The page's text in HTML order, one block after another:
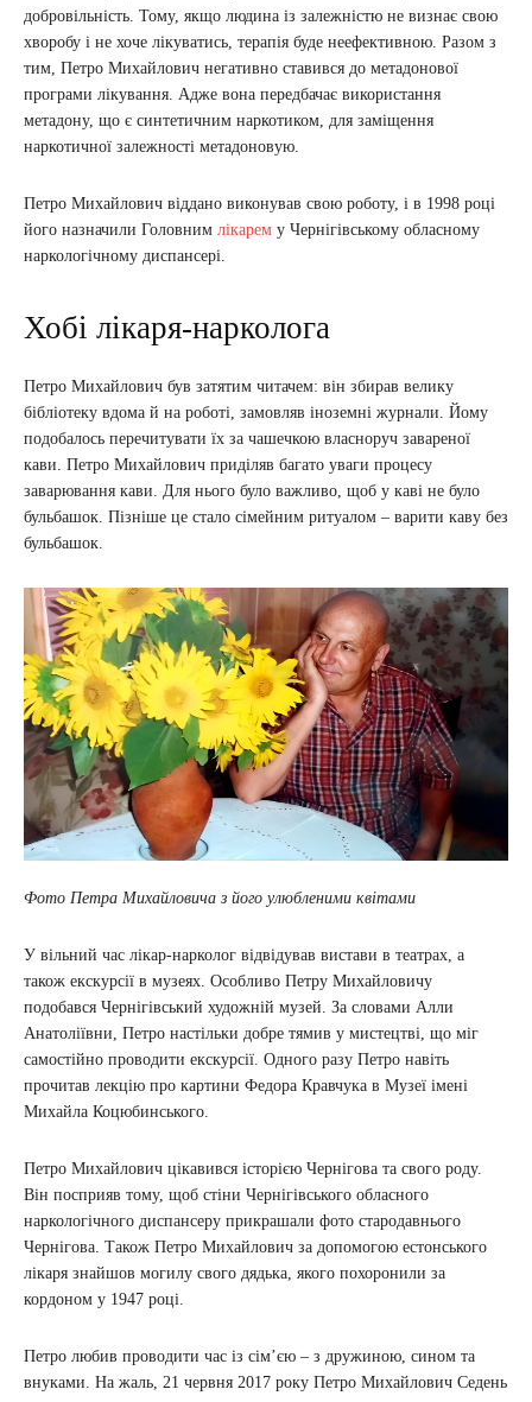
добровільність. Тому, якщо людина із залежністю не визнає свою
хворобу і не хоче лікуватись, терапія буде неефективною. Разом з
тим, Петро Михайлович негативно ставився до метадонової
програми лікування. Адже вона передбачає використання
метадону, що є синтетичним наркотиком, для заміщення
наркотичної залежності метадоновую.
Петро Михайлович віддано виконував свою роботу, і в 1998 році
його назначили Головним лікарем у Чернігівському обласному
наркологічному диспансері.
Хобі лікаря-нарколога
Петро Михайлович був затятим читачем: він збирав велику
бібліотеку вдома й на роботі, замовляв іноземні журнали. Йому
подобалось перечитувати їх за чашечкою власноруч завареної
кави. Петро Михайлович приділяв багато уваги процесу
заварювання кави. Для нього було важливо, щоб у каві не було
бульбашок. Пізніше це стало сімейним ритуалом – варити каву без
бульбашок.
Фото Петра Михайловича з його улюбленими квітами
У вільний час лікар-нарколог відвідував вистави в театрах, а
також екскурсії в музеях. Особливо Петру Михайловичу
подобався Чернігівський художній музей. За словами Алли
Анатоліївни, Петро настільки добре тямив у мистецтві, що міг
самостійно проводити екскурсії. Одного разу Петро навіть
прочитав лекцію про картини Федора Кравчука в Музеї імені
Михайла Коцюбинського.
Петро Михайлович цікавився історією Чернігова та свого роду.
Він посприяв тому, щоб стіни Чернігівського обласного
наркологічного диспансеру прикрашали фото стародавнього
Чернігова. Також Петро Михайлович за допомогою естонського
лікаря знайшов могилу свого дядька, якого похоронили за
кордоном у 1947 році.
Петро любив проводити час із сім’єю – з дружиною, сином та
внуками. На жаль, 21 червня 2017 року Петро Михайлович Седень